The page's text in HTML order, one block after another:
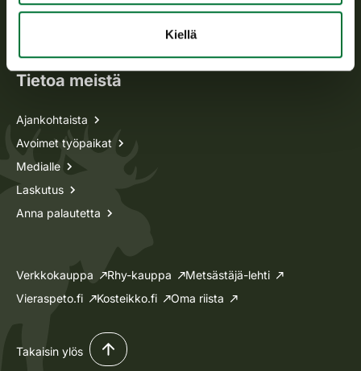
Kiellä
Oma riista -asiat
Tietoa meistä
Ajankohtaista
Avoimet työpaikat
Medialle
Laskutus
Anna palautetta
Verkkokauppa Rhy-kauppa
Metsästäjä-lehti
Vieraspeto.fi
Kosteikko.fi Oma riista
Takaisin ylös